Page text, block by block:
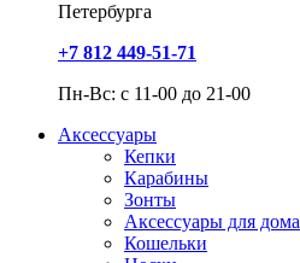
Петербурга
+7 812 449-51-71
Пн-Вс: с 11-00 до 21-00
Аксессуары
Кепки
Карабины
Зонты
Аксессуары для дома
Кошельки